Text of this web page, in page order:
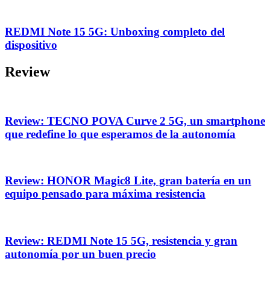
REDMI Note 15 5G: Unboxing completo del
dispositivo
Review
Review: TECNO POVA Curve 2 5G, un smartphone
que redefine lo que esperamos de la autonomía
Review: HONOR Magic8 Lite, gran batería en un
equipo pensado para máxima resistencia
Review: REDMI Note 15 5G, resistencia y gran
autonomía por un buen precio